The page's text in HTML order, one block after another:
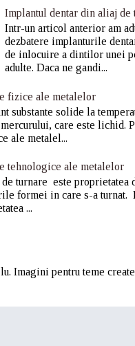
Implantul dentar din aliaj de
Intr-un articol anterior am
dezbatere implanturile
de inlocuire a dintilor unei
adulte. Daca ne gandi...
fizice ale metalelor
substante solide la
care este lichid.
ale metalel...
tehnologice ale metalelor
de turnare este proprietatea
formei in care s-a turnat.
...
Imagini pentru teme